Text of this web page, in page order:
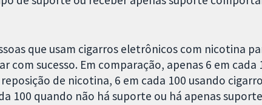
que usam cigarros eletrônicos com nicotina
com sucesso. Em comparação, apenas 6 em
de nicotina, 6 em cada 100 usando
100 quando não há suporte ou há apenas